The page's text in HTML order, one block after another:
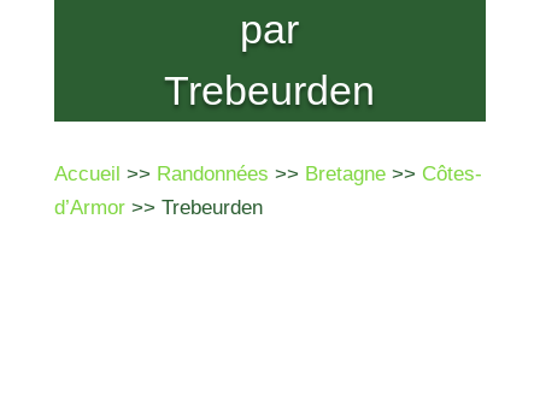
par
Trebeurden
Accueil >> Randonnées >> Bretagne>> Côtes-
d’Armor>> Trebeurden